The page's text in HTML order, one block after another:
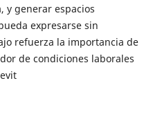
y generar espacios
expresarse sin
refuerza la importancia de
de condiciones laborales